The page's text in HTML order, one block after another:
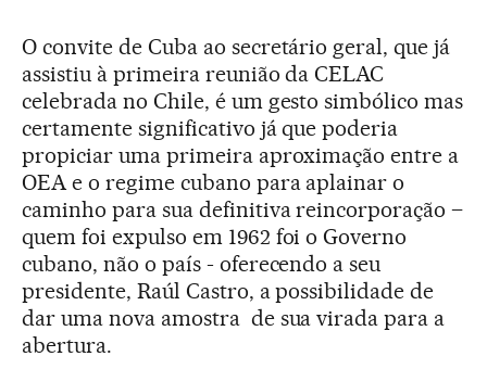
O convite de Cuba ao secretário geral, que já
assistiu à primeira reunião da CELAC
celebrada no Chile, é um gesto simbólico mas
certamente significativo já que poderia
propiciar uma primeira aproximação entre a
OEA e o regime cubano para aplainar o
caminho para sua definitiva reincorporação –
quem foi expulso em 1962 foi o Governo
cubano, não o país - oferecendo a seu
presidente, Raúl Castro, a possibilidade de
dar uma nova amostra de sua virada para a
abertura.